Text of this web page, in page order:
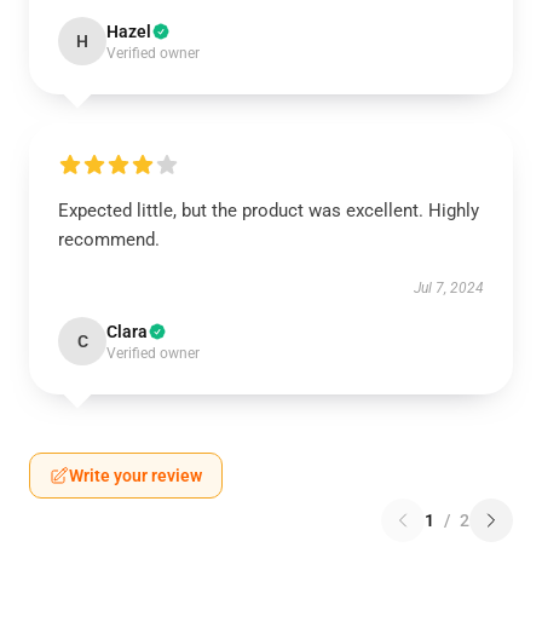
H Hazel
Verified owner
Expected little, but the product was excellent. Highly
recommend.
Jul 7, 2024
C Clara
Verified owner
Write your review
1 / 2